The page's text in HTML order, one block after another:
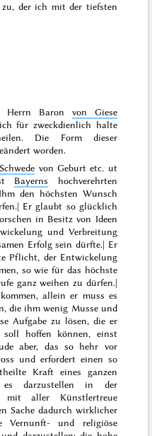
der ich mit der tiefsten
Herrn Baron von Giese
für zweckdienlich halte
Die Form dieser
worden.
Schwede von Geburt etc. ut
Bayerns hochverehrten
den höchsten Wunsch
Er glaubt so glücklich
in Besitz von Ideen
und Verbreitung
Erfolg sein dürfte.| Er
Pflicht, der Entwickelung
so wie für das höchste
ganzweihen zu dürfen.|
allein er muss es
die ihm wenig Musse und
Aufgabe zu lösen, die er
hoffen können, einst
aber, das so hehr vor
und erfordert einen so
Kraft eines ganzen
darzustellen in der
aller Künstlertreue
Sache dadurch wirklicher
Vernunft- und religiöse